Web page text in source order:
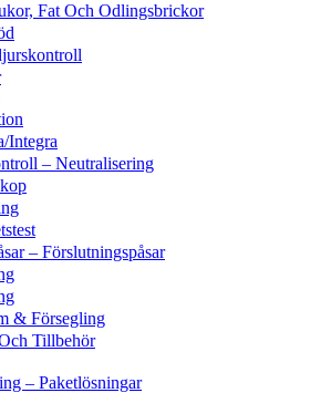
Fat Och Odlingsbrickor
Integra
– Neutralisering
– Förslutningspåsar
& Försegling
Tillbehör
– Paketlösningar